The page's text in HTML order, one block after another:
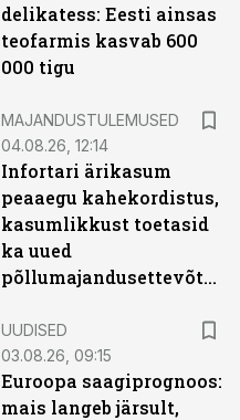
delikatess: Eesti ainsas
teofarmis kasvab 600
000 tigu
MAJANDUSTULEMUSED
04.08.26, 12:14
Infortari ärikasum
peaaegu kahekordistus,
kasumlikkust toetasid
ka uued
põllumajandusettevõtted
UUDISED
03.08.26, 09:15
Euroopa saagiprognoos:
mais langeb järsult,